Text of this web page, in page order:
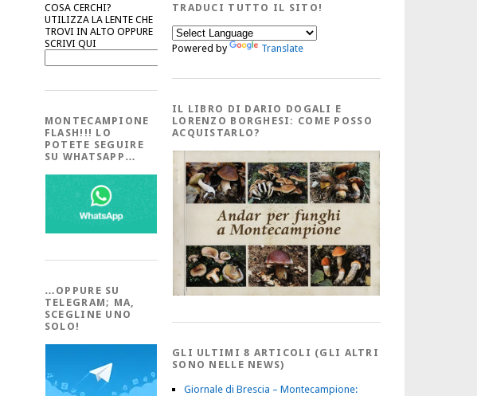
COSA CERCHI?
UTILIZZA LA LENTE CHE
TROVI IN ALTO OPPURE
SCRIVI QUI
Cerca
MONTECAMPIONE
FLASH!!! LO
POTETE SEGUIRE
SU WHATSAPP…
…OPPURE SU
TELEGRAM; MA,
SCEGLINE UNO
SOLO!
TRADUCI TUTTO IL SITO!
Powered by Translate
IL LIBRO DI DARIO DOGALI E
LORENZO BORGHESI: COME POSSO
ACQUISTARLO?
GLI ULTIMI 8 ARTICOLI (GLI ALTRI
SONO NELLE NEWS)
Giornale di Brescia – Montecampione: